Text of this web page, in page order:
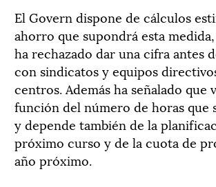
El Govern dispone de cálculos
ahorro que supondrá esta
ha rechazado dar una cifra antes
con sindicatos y equipos
centros. Además ha señalado que
función del número de horas que
y depende también de la
próximo curso y de la cuota de
año próximo.